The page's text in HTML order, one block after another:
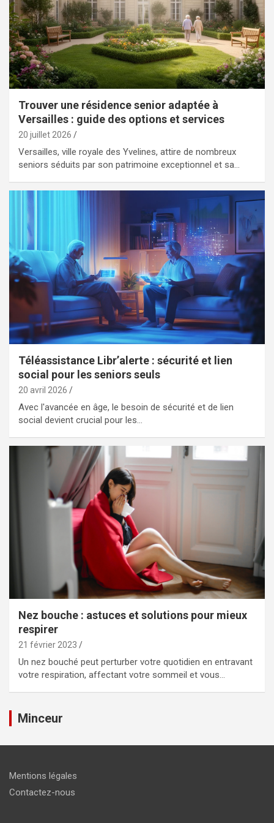
Trouver une résidence senior adaptée à
Versailles : guide des options et services
20 juillet 2026
Versailles, ville royale des Yvelines, attire de nombreux
seniors séduits par son patrimoine exceptionnel et sa…
Téléassistance Libr’alerte : sécurité et lien
social pour les seniors seuls
20 avril 2026
Avec l'avancée en âge, le besoin de sécurité et de lien
social devient crucial pour les…
Nez bouche : astuces et solutions pour mieux
respirer
21 février 2023
Un nez bouché peut perturber votre quotidien en entravant
votre respiration, affectant votre sommeil et vous…
Minceur
Mentions légales
Contactez-nous